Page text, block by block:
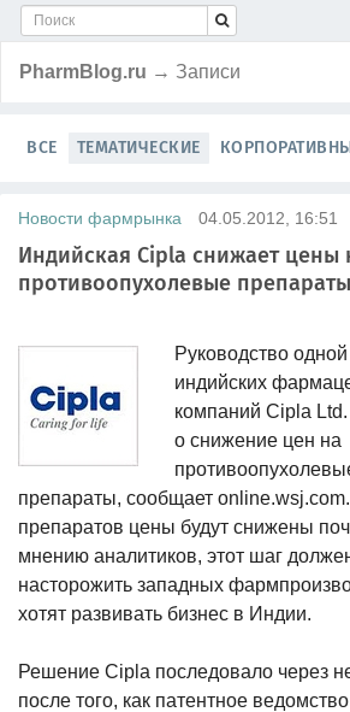
PharmBlog.ru → Записи
ВСЕ ТЕМАТИЧЕСКИЕ
Новости фармрынка 04.05.2012, 16:51
Индийская Cipla снижает цены
противоопухолевые
Руководство
индийских
компаний Cipla
о снижение цен на
препараты, сообщает
препаратов цены будут снижены
мнению аналитиков, этот шаг
насторожить западных
хотят развивать бизнес в Индии.
Решение Cipla последовало через
после того, как патентное